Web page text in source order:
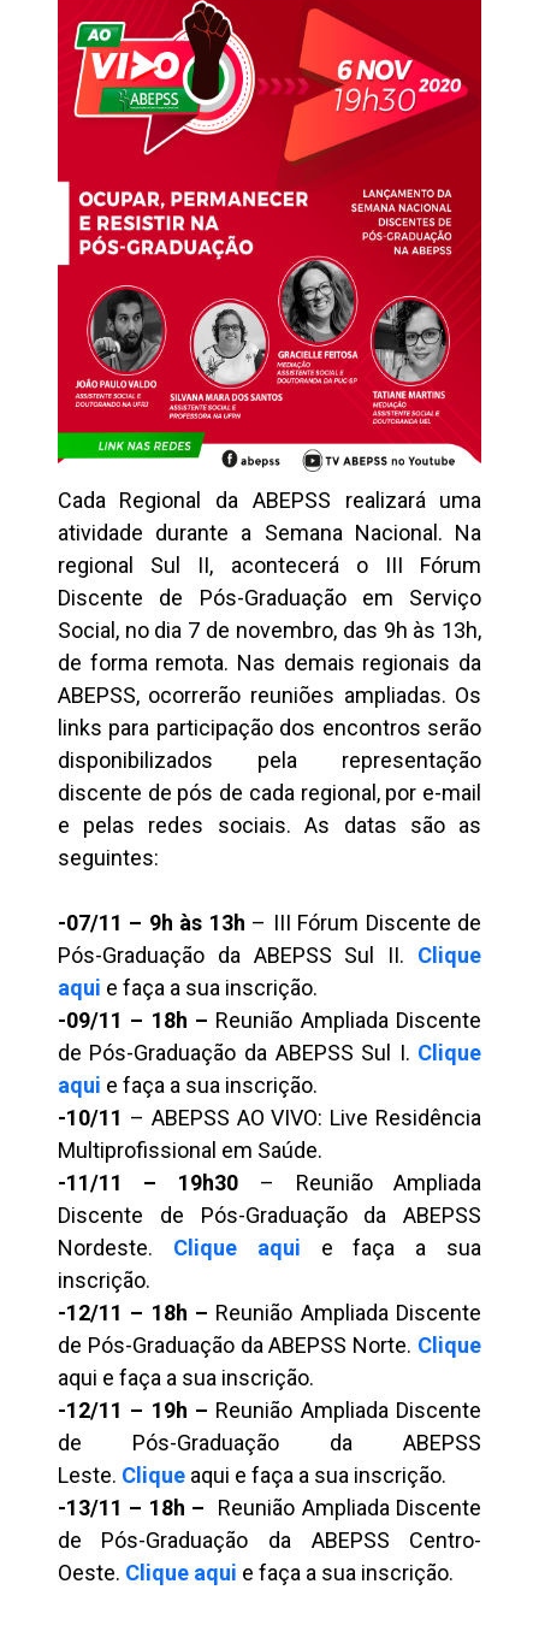
Cada Regional da ABEPSS realizará uma
atividade durante a Semana Nacional. Na
regional Sul II, acontecerá o III Fórum
Discente de Pós-Graduação em Serviço
Social, no dia 7 de novembro, das 9h às 13h,
de forma remota. Nas demais regionais da
ABEPSS, ocorrerão reuniões ampliadas. Os
links para participação dos encontros serão
disponibilizados pela representação
discente de pós de cada regional, por e-mail
e pelas redes sociais. As datas são as
seguintes:
-07/11 – 9h às 13h – III Fórum Discente de
Pós-Graduação da ABEPSS Sul II. Clique
aqui e faça a sua inscrição.
-09/11 – 18h – Reunião Ampliada Discente
de Pós-Graduação da ABEPSS Sul I. Clique
aqui e faça a sua inscrição.
-10/11 – ABEPSS AO VIVO: Live Residência
Multiprofissional em Saúde.
-11/11 – 19h30 – Reunião Ampliada
Discente de Pós-Graduação da ABEPSS
Nordeste. Clique aqui e faça a sua
inscrição.
-12/11 – 18h – Reunião Ampliada Discente
de Pós-Graduação da ABEPSS Norte. Clique
aqui e faça a sua inscrição.
-12/11 – 19h – Reunião Ampliada Discente
de Pós-Graduação da ABEPSS
Leste. Cliqueaqui e faça a sua inscrição.
-13/11 – 18h –
Reunião Ampliada Discente
de Pós-Graduação da ABEPSS Centro-
Oeste. Clique aqui e faça a sua inscrição.